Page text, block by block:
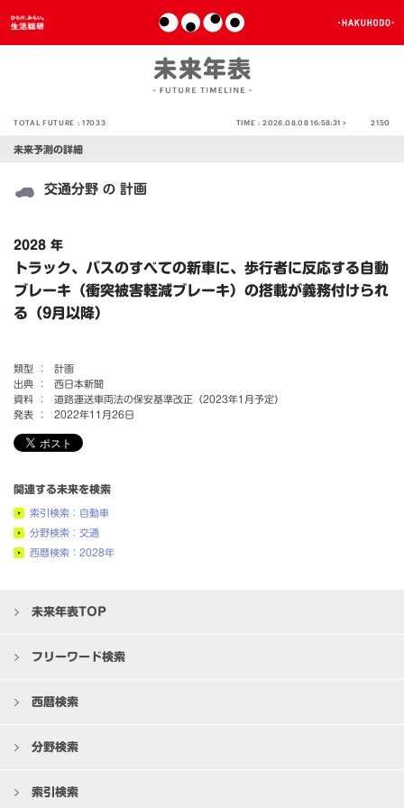
TOTAL FUTURE :17033 TIME :2026.08.08 16:58:31 > 2150
未来予測の詳細
交通分野 の 計画
2028 年
トラック、バスのすべての新車に、歩行者に反応する自動
ブレーキ（衝突被害軽減ブレーキ）の搭載が義務付けられ
る（9月以降）
類型 ：
計画
出典 ：
西日本新聞
資料 ：
道路運送車両法の保安基準改正（2023年1月予定）
発表 ：
2022年11月26日
関連する未来を検索
索引検索：自動車
分野検索：交通
西暦検索：2028年
未来年表TOP
フリーワード検索
西暦検索
分野検索
索引検索